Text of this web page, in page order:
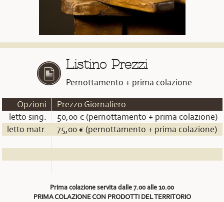
Listino Prezzi
Pernottamento + prima colazione
Opzioni
Prezzo Giornaliero
letto sing.
50,00 € (pernottamento + prima colazione)
letto matr.
75,00 € (pernottamento + prima colazione)
Prima colazione servita dalle 7.00 alle 10.00
PRIMA COLAZIONE CON PRODOTTI DEL TERRITORIO